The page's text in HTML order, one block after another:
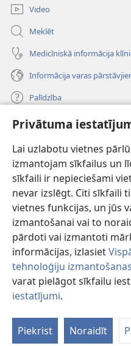
Privātuma
Lai uzlabotu vietnes
izmantojam sīkfailus un
sīkfaili ir nepieciešami
nevar izslēgt. Citi sīkfaili
vietnes funkcijas, un jūs
izmantošanai vai to
pārdoti vai izmantoti
informācijas, izlasiet
tehnoloģiju
varat pielāgot sīkfailu
iestatījumi.
Piekrist Noraidīt
Video
Meklēt
Medicīniskā informācija
Informācija varas
Palīdzība
Ziedojumi
new
Sargtorņa TIEŠSAISTES
(opens
new
window)JW Hub ®
(opens
new
window)JW Library ®
Copyright© 2026 Watch Tower
LIETOŠANAS NOTEIKUMI